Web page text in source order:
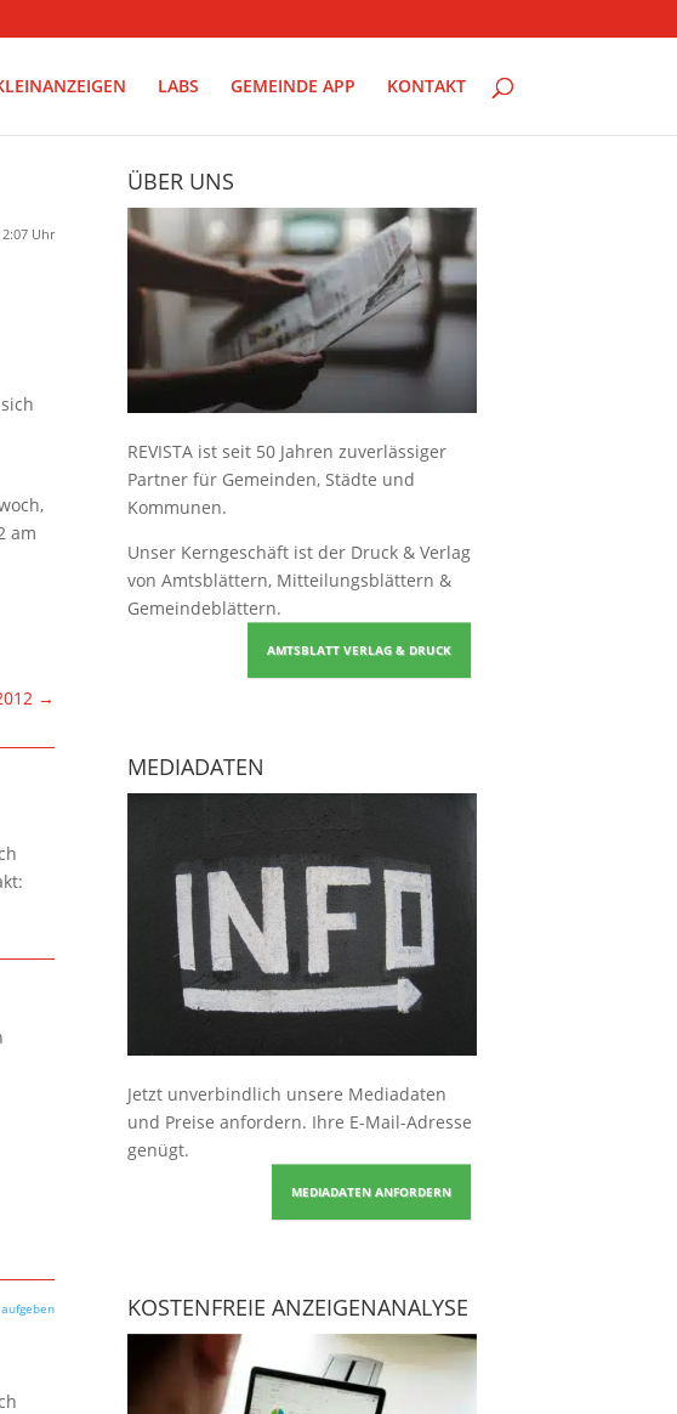
LABS GEMEINDE APP KONTAKT
Uhr
am
→
ÜBER UNS
REVISTA ist seit 50 Jahren zuverlässiger
Partner für Gemeinden, Städte und
Kommunen.
Unser Kerngeschäft ist der Druck & Verlag
von Amtsblättern, Mitteilungsblättern &
Gemeindeblättern.
AMTSBLATT VERLAG & DRUCK
MEDIADATEN
Jetzt unverbindlich unsere Mediadaten
und Preise anfordern. Ihre E-Mail-Adresse
genügt.
MEDIADATEN ANFORDERN
KOSTENFREIE ANZEIGENANALYSE